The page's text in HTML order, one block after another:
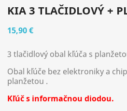
KIA 3 TLAČIDLOVÝ +
15,90 €
3 tlačidlový obal kľúča s
Obal kľúče bez elektroniky a
planžetou .
Kľúč s informačnou diodou.